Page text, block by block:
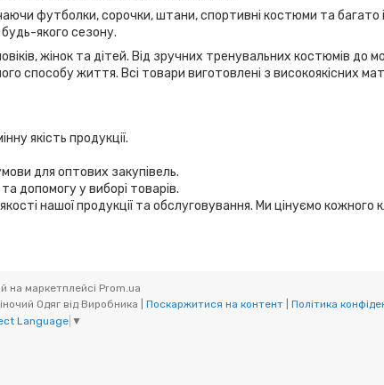
футболки, сорочки, штани, спортивні костюми та багато
якого сезону.
жінок та дітей. Від зручних тренувальних костюмів до
способу життя. Всі товари виготовлені з високоякісних
якість продукції.
для оптових закупівель.
допомогу у виборі товарів.
нашої продукції та обслуговування. Ми цінуємо кожного
на маркетплейсі Prom.ua
Поскаржитися на контент
Політика
Language ▼